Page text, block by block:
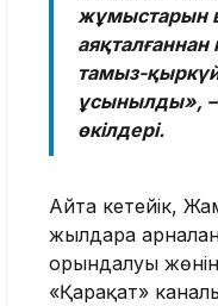
жұмыстарын
тамыз-
ұсынылды», –
өкілдері.
Айта кетейік,
жылдарға
орындалуы
«Қарақат»